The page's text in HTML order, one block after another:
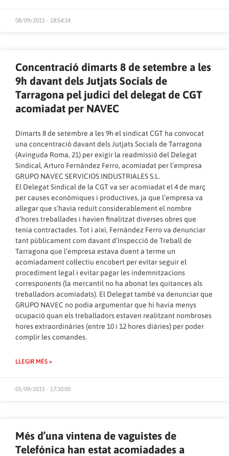
08/09/2015 - 18:54:34
Concentració dimarts 8 de setembre a les
9h davant dels Jutjats Socials de
Tarragona pel judici del delegat de CGT
acomiadat per NAVEC
Dimarts 8 de setembre a les 9h el sindicat CGT ha convocat
una concentració davant dels Jutjats Socials de Tarragona
(Avinguda Roma, 21) per exigir la readmissió del Delegat
Sindical, Arturo Fernández Ferro, acomiadat per l’empresa
GRUPO NAVEC SERVICIOS INDUSTRIALES S.L.
El Delegat Sindical de la CGT va ser acomiadat el 4 de març
per causes econòmiques i productives, ja que l’empresa va
al·legar que s’havia reduït considerablement el nombre
d’hores treballades i havien finalitzat diverses obres que
tenia contractades. Tot i així, Fernández Ferro va denunciar
tant públicament com davant d’Inspecció de Treball de
Tarragona que l’empresa estava duent a terme un
acomiadament col·lectiu encobert per evitar seguir el
procediment legal i evitar pagar les indemnitzacions
corresponents (la mercantil no ha abonat les quitances als
treballadors acomiadats). El Delegat també va denunciar que
GRUPO NAVEC no podia argumentar que hi havia menys
ocupació quan els treballadors estaven realitzant nombroses
hores extraordinàries (entre 10 i 12 hores diàries) per poder
complir les comandes.
LLEGIR MÉS »
05/09/2015 - 17:30:00
Més d’una vintena de vaguistes de
Telefónica han estat acomiadades a